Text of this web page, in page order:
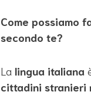
Come possiamo
secondo te?
La lingua italiana
cittadini stranieri